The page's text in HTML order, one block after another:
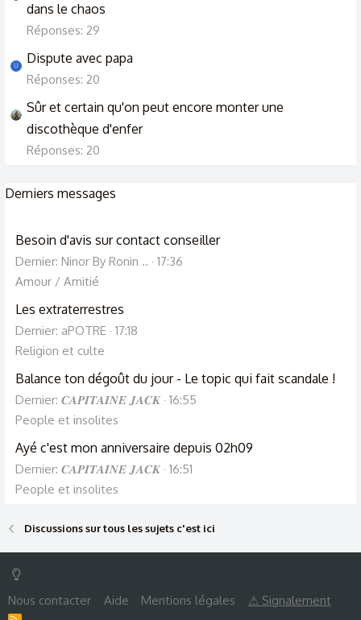
dans le chaos
Réponses: 29
U Dispute avec papa
Réponses: 20
Sûr et certain qu'on peut encore monter une
discothèque d'enfer
Réponses: 20
Derniers messages
Besoin d'avis sur contact conseiller
Dernier: Ninor By Ronin ..
17:36
Amour / Amitié
Les extraterrestres
Dernier: aPOTRE
17:18
Religion et culte
Balance ton dégoût du jour - Le topic qui fait scandale !
Dernier: 𝑪𝑨𝑷𝑰𝑻𝑨𝑰𝑵𝑬 𝑱𝑨𝑪𝑲 16:55
People et insolites
Ayé c'est mon anniversaire depuis 02h09
Dernier: 𝑪𝑨𝑷𝑰𝑻𝑨𝑰𝑵𝑬 𝑱𝑨𝑪𝑲 16:51
People et insolites
Discussions sur tous les sujets c'est ici
Nous contacter Aide Mentions légales ⚠ Signalement